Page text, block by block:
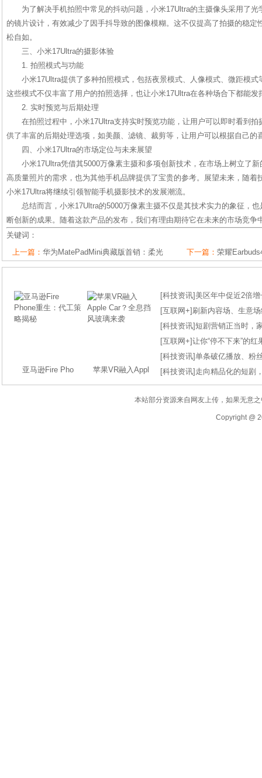
为了解决手机拍照中常见的抖动问题，小米17Ultra的主摄像头采用了
的镜片设计，有效减少了因手抖导致的图像模糊。这不仅提高了拍摄的稳定
松自如。
三、小米17Ultra的摄影体验
1. 拍照模式与功能
小米17Ultra提供了多种拍照模式，包括夜景模式、人像模式、微距模
这些模式不仅丰富了用户的拍照选择，也让小米17Ultra在各种场合下都能发
2. 实时预览与后期处理
在拍照过程中，小米17Ultra支持实时预览功能，让用户可以即时看到
供了丰富的后期处理选项，如美颜、滤镜、裁剪等，让用户可以根据自己的
四、小米17Ultra的市场定位与未来展望
小米17Ultra凭借其5000万像素主摄和多项创新技术，在市场上树立了
高质量照片的需求，也为其他手机品牌提供了宝贵的参考。展望未来，随着
小米17Ultra将继续引领智能手机摄影技术的发展潮流。
总结而言，小米17Ultra的5000万像素主摄不仅是其技术实力的象征，
断创新的成果。随着这款产品的发布，我们有理由期待它在未来的市场竞争
关键词：
上一篇： 华为MatePadMini典藏版首销：柔光 下一篇： 荣耀
亚马逊Fire Pho 苹果VR融入Appl
[科技资讯] 美区年中促近2倍
[互联网+] 刷新内容场、生意
[科技资讯]短剧营销正当时，
[互联网+]让你“停不下来”的
[科技资讯]单条破亿播放、粉
[科技资讯] 走向精品化的短剧
本站部分资源来自网友上传，如果无意
Copyright @